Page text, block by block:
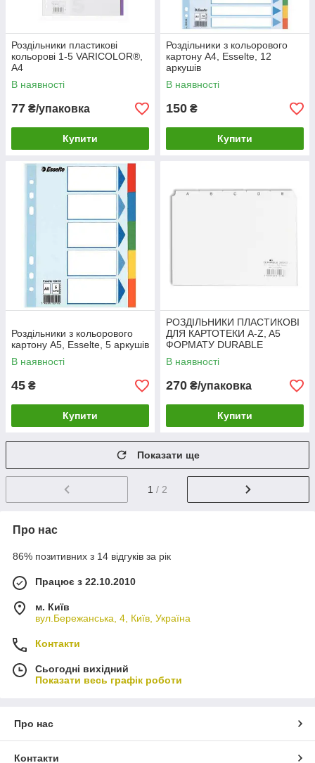
Роздільники пластикові
кольорові 1-5 VARICOLOR®,
A4
В наявності
77 ₴/упаковка
Купити
Роздільники з кольорового
картону A4, Esselte, 12
аркушів
В наявності
150 ₴
Купити
Роздільники з кольорового
картону A5, Esselte, 5 аркушів
В наявності
45 ₴
Купити
РОЗДІЛЬНИКИ ПЛАСТИКОВІ
ДЛЯ КАРТОТЕКИ A-Z, A5
ФОРМАТУ DURABLE
В наявності
270 ₴/упаковка
Купити
Показати ще
1 / 2
Про нас
86% позитивних з 14 відгуків за рік
Працює з 22.10.2010
м. Київ
вул.Бережанська, 4, Київ, Україна
Контакти
Сьогодні вихідний
Показати весь графік роботи
Про нас
Контакти